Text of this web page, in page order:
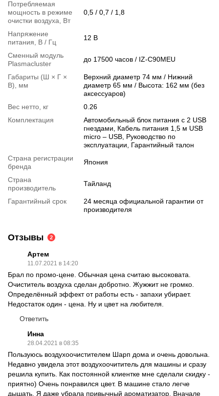
Потребляемая
мощность в режиме
очистки воздуха, Вт
0,5 / 0,7 / 1,8
Напряжение
питания, В / Гц
12 В
Сменный модуль
Plasmacluster
до 17500 часов / IZ-C90MEU
Габариты (Ш × Г ×
В), мм
Верхний диаметр 74 мм / Нижний
диаметр 65 мм / Высота: 162 мм (без
аксессуаров)
Вес нетто, кг
0.26
Комплектация
Автомобильный блок питания с 2 USB
гнездами, Кабель питания 1,5 м USB
micro – USB, Руководство по
эксплуатации, Гарантийный талон
Страна регистрации
бренда
Япония
Страна
производитель
Тайланд
Гарантийный срок
24 месяца официальной гарантии от
производителя
Отзывы 2
Артем
11.07.2021 в 14:20
Брал по промо-цене. Обычная цена считаю высоковата.
Очиститель воздуха сделан добротно. Жужжит не громко.
Определённый эффект от работы есть - запахи убирает.
Недостаток один - цена. Ну и цвет на любителя.
Ответить
Инна
28.04.2021 в 08:35
Пользуюсь воздухоочистителем Шарп дома и очень довольна.
Недавно увидела этот воздухоочититель для машины и сразу
решила купить. Как постоянной клиентке мне сделали скидку -
приятно) Очень понравился цвет. В машине стало легче
дышать. Я даже убрала привычный ароматизатор. Вначале